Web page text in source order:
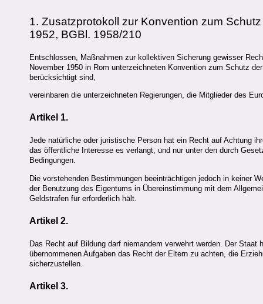
1. Zusatzprotokoll zur Konvention zum
1952, BGBl. 1958/210
Entschlossen, Maßnahmen zur kollektiven Sicherung gewisser
November 1950 in Rom unterzeichneten Konvention zum Schutz
berücksichtigt sind,
vereinbaren die unterzeichneten Regierungen, die Mitglieder des
Artikel 1.
Jede natürliche oder juristische Person hat ein Recht auf Achtung
das öffentliche Interesse es verlangt, und nur unter den durch
Bedingungen.
Die vorstehenden Bestimmungen beeinträchtigen jedoch in keiner
der Benutzung des Eigentums in Übereinstimmung mit dem
Geldstrafen für erforderlich hält.
Artikel 2.
Das Recht auf Bildung darf niemandem verwehrt werden. Der
übernommenen Aufgaben das Recht der Eltern zu achten, die
sicherzustellen.
Artikel 3.